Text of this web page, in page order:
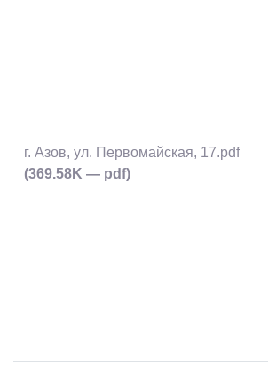
г. Азов, ул. Первомайская, 17.pdf
(369.58K — pdf)